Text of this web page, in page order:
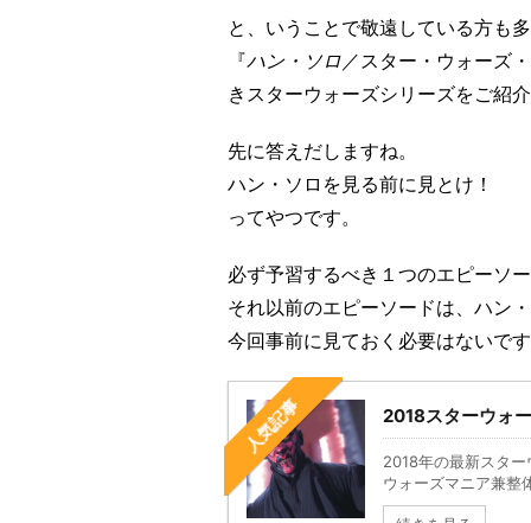
と、いうことで敬遠している方も
『ハン・ソロ／スター・ウォーズ
きスターウォーズシリーズをご紹介
先に答えだしますね。
ハン・ソロを見る前に見とけ！
ってやつです。
必ず予習するべき１つのエピーソ
それ以前のエピーソードは、ハン
今回事前に見ておく必要はないです
人気記事 2018スターウォ
2018年の最新スタ
ウォーズマニア兼整